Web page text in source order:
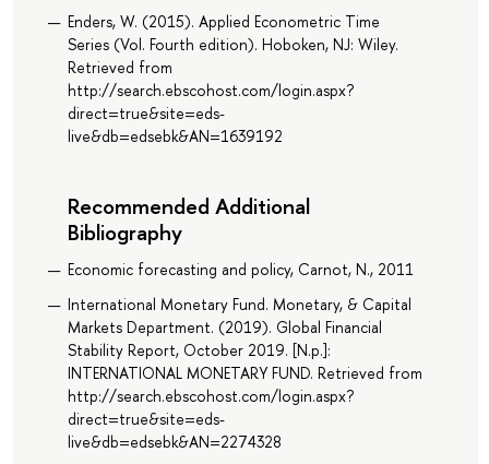
Enders, W. (2015). Applied Econometric Time
Series (Vol. Fourth edition). Hoboken, NJ: Wiley.
Retrieved from
http://search.ebscohost.com/login.aspx?
direct=true&site=eds-
live&db=edsebk&AN=1639192
Recommended Additional
Bibliography
Economic forecasting and policy, Carnot, N., 2011
International Monetary Fund. Monetary, & Capital
Markets Department. (2019). Global Financial
Stability Report, October 2019. [N.p.]:
INTERNATIONAL MONETARY FUND. Retrieved from
http://search.ebscohost.com/login.aspx?
direct=true&site=eds-
live&db=edsebk&AN=2274328